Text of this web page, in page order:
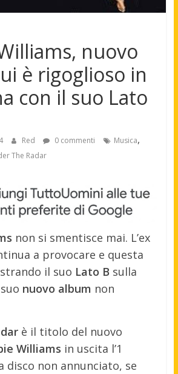
nuovo
è rigoglioso in
con il suo Lato
Red 0 commenti Musica,
The Radar
non si smentisce mai. L’ex
a provocare e questa
il suo Lato B sulla
nuovo album non
è il titolo del nuovo
Williams in uscita l’1
disco non annunciato, se